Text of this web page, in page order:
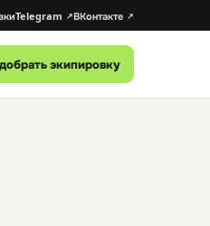
Telegram ВКонтакте
экипировку